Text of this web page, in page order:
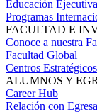
Educación Ejecutiva
Programas
FACULTAD E
Conoce a nuestra
Facultad Global
Centros
ALUMNOS Y
Career Hub
Relación con